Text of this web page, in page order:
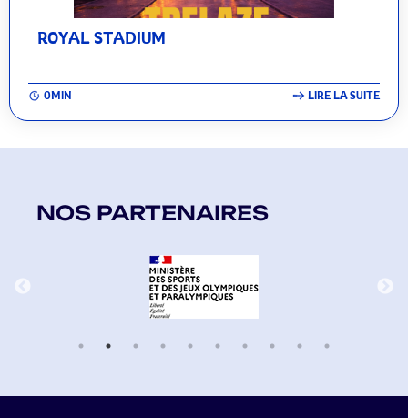
ROYAL STADIUM
0MIN LIRE LA SUITE
NOS PARTENAIRES